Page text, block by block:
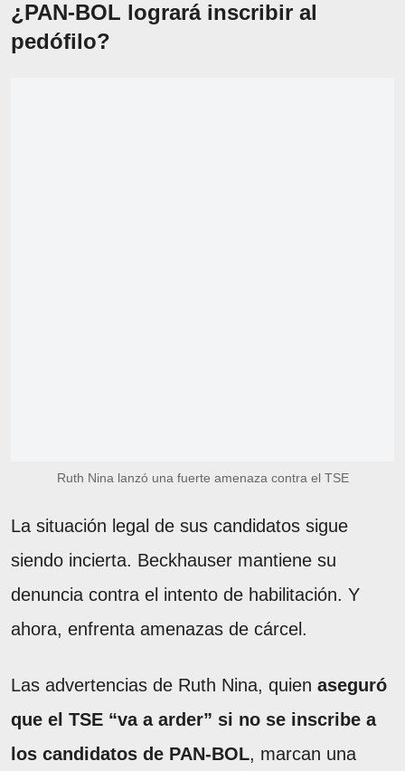
¿PAN-BOL logrará inscribir al
pedófilo?
Ruth Nina lanzó una fuerte amenaza contra el TSE
La situación legal de sus candidatos sigue
siendo incierta. Beckhauser mantiene su
denuncia contra el intento de habilitación. Y
ahora, enfrenta amenazas de cárcel.
Las advertencias de Ruth Nina, quien aseguró
que el TSE “va a arder” si no se inscribe a
los candidatos de PAN-BOL, marcan una